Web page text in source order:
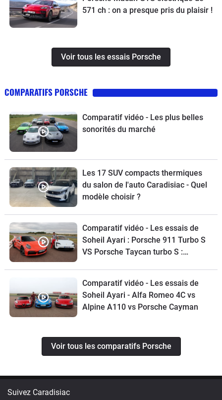
571 ch : on a presque pris du plaisir !
Voir tous les essais Porsche
COMPARATIFS PORSCHE
Comparatif vidéo - Les plus belles
sonorités du marché
Les 17 SUV compacts thermiques
du salon de l'auto Caradisiac - Quel
modèle choisir ?
Comparatif vidéo - Les essais de
Soheil Ayari : Porsche 911 Turbo S
VS Porsche Taycan turbo S :
Comparatif vidéo - Les essais de
Soheil Ayari - Alfa Romeo 4C vs
Alpine A110 vs Porsche Cayman
Voir tous les comparatifs Porsche
Suivez Caradisiac